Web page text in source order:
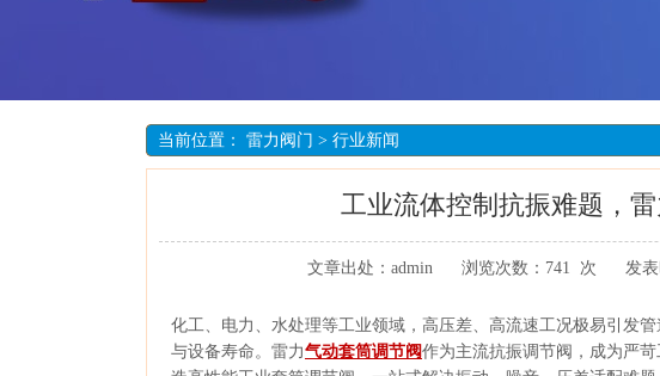
当前位置： 雷力阀门 > 行业新闻
工业流体控制抗振难题，
文章出处：admin 浏览次数： 741 次 发
化工、电力、水处理等工业领域，高压差、高流速工况极易引发
与设备寿命。雷力气动套筒调节阀作为主流抗振调节阀，成为严